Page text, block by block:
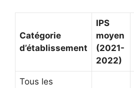
Catégorie
d’établissement
IPS
moyen
(2021-
2022)
Tous les